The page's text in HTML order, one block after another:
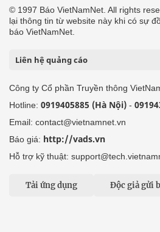
© 1997 Báo VietNamNet. All rights
lại thông tin từ website này khi có sự
báo VietNamNet.
Liên hệ quảng cáo
Công ty Cổ phần Truyền thông
Hotline: 0919405885 (Hà Nội) -
Email: contact@vietnamnet.vn
Báo giá: http://vads.vn
Hỗ trợ kỹ thuật:
Tải ứng dụng Độc giả gửi